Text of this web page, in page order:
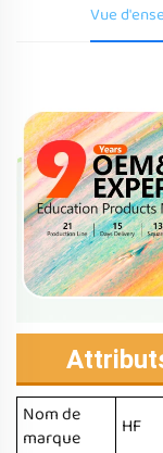
Vue
Nom de
marque
HF